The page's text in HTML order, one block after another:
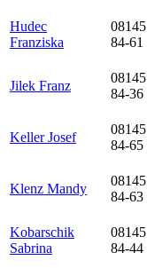
Hudec
Franziska
08145
84-61
Jilek Franz
08145
84-36
Keller Josef
08145
84-65
Klenz Mandy
08145
84-63
Kobarschik
Sabrina
08145
84-44